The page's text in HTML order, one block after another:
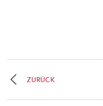
ZURÜCK